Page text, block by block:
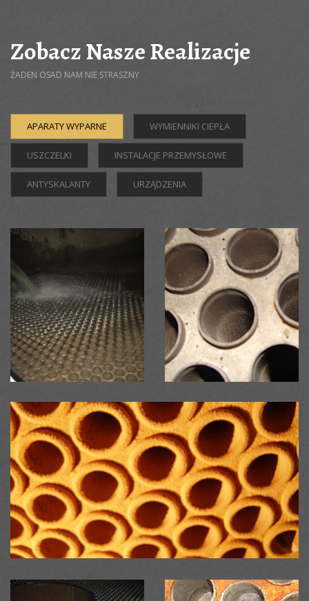
Zobacz Nasze Realizacje
ŻADEN OSAD NAM NIE STRASZNY
APARATY WYPARNE WYMIENNIKI CIEPŁA
USZCZELKI INSTALACJE PRZEMYSŁOWE
ANTYSKALANTY URZĄDZENIA